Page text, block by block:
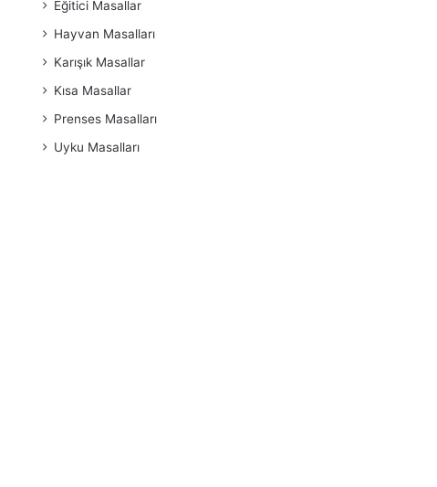
Eğitici Masallar
Hayvan Masalları
Karışık Masallar
Kısa Masallar
Prenses Masalları
Uyku Masalları